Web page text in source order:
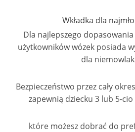
Wkładka dla
Dla najlepszego
użytkowników wózek posiada
dla
Bezpieczeństwo przez cały
zapewnią dziecku 3 lub 5-
które możesz dobrać do